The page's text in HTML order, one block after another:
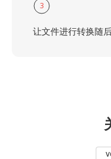
3
让文件进行转换随